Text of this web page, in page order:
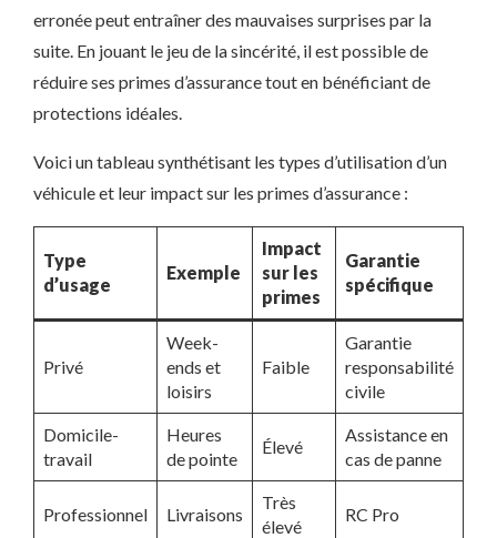
erronée peut entraîner des mauvaises surprises par la
suite. En jouant le jeu de la sincérité, il est possible de
réduire ses primes d’assurance tout en bénéficiant de
protections idéales.
Voici un tableau synthétisant les types d’utilisation d’un
véhicule et leur impact sur les primes d’assurance :
Type
d’usage
Exemple
Impact
sur les
primes
Garantie
spécifique
Privé
Week-
ends et
loisirs
Faible
Garantie
responsabilité
civile
Domicile-
travail
Heures
de pointe
Élevé
Assistance en
cas de panne
Professionnel Livraisons
Très
élevé
RC Pro